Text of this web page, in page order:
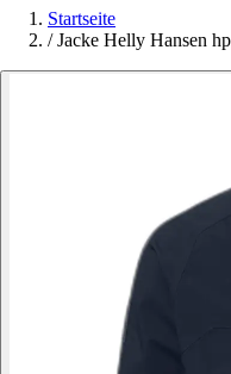
Startseite
/ Jacke Helly Hansen